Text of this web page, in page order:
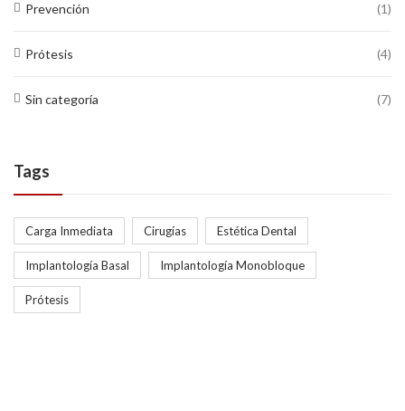
Prevención (1)
Prótesis (4)
Sin categoría (7)
Tags
Carga Inmediata Cirugías Estética Dental
Implantología Basal Implantología Monobloque
Prótesis